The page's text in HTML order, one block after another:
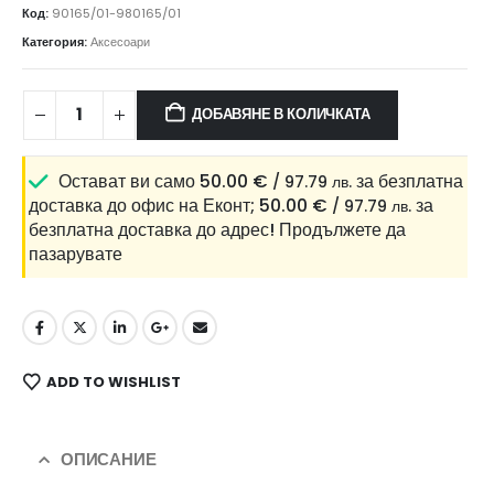
Код: 90165/01-980165/01
Категория:Аксесоари
ДОБАВЯНЕ В КОЛИЧКАТА
Остават ви само 50.00 € / 97.79 лв. за безплатна
доставка до офис на Еконт; 50.00 € / 97.79 лв. за
безплатна доставка до адрес! Продължете да
пазарувате
ADD TO WISHLIST
ОПИСАНИЕ